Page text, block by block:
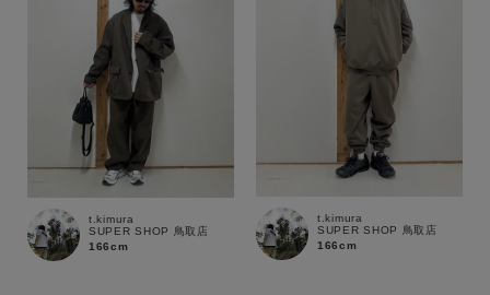
この条件で絞り込む
t.kimura
SUPER SHOP 鳥取店
166cm
t.kimura
SUPER SHOP 鳥取店
166cm